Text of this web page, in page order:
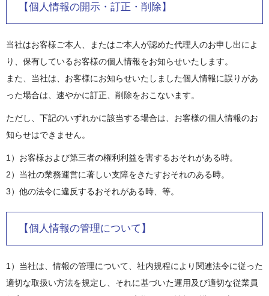
【個人情報の開示・訂正・削除】
当社はお客様ご本人、またはご本人が認めた代理人のお申し出によ
り、保有しているお客様の個人情報をお知らせいたします。
また、当社は、お客様にお知らせいたしました個人情報に誤りがあ
った場合は、速やかに訂正、削除をおこないます。
ただし、下記のいずれかに該当する場合は、お客様の個人情報のお
知らせはできません。
1）お客様および第三者の権利利益を害するおそれがある時。
2）当社の業務運営に著しい支障をきたすおそれのある時。
3）他の法令に違反するおそれがある時、等。
【個人情報の管理について】
1）当社は、情報の管理について、社内規程により関連法令に従った
適切な取扱い方法を規定し、それに基づいた運用及び適切な従業員